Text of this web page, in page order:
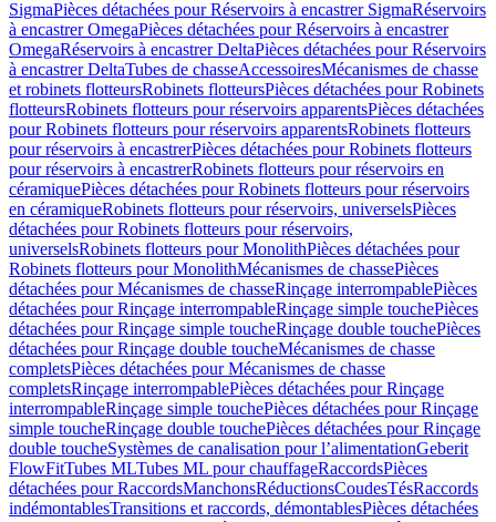
SigmaPièces détachées pour Réservoirs à encastrer SigmaRéservoirs
à encastrer OmegaPièces détachées pour Réservoirs à encastrer
OmegaRéservoirs à encastrer DeltaPièces détachées pour Réservoirs
à encastrer DeltaTubes de chasseAccessoiresMécanismes de chasse
et robinets flotteursRobinets flotteursPièces détachées pour Robinets
flotteursRobinets flotteurs pour réservoirs apparentsPièces détachées
pour Robinets flotteurs pour réservoirs apparentsRobinets flotteurs
pour réservoirs à encastrerPièces détachées pour Robinets flotteurs
pour réservoirs à encastrerRobinets flotteurs pour réservoirs en
céramiquePièces détachées pour Robinets flotteurs pour réservoirs
en céramiqueRobinets flotteurs pour réservoirs, universelsPièces
détachées pour Robinets flotteurs pour réservoirs,
universelsRobinets flotteurs pour MonolithPièces détachées pour
Robinets flotteurs pour MonolithMécanismes de chassePièces
détachées pour Mécanismes de chasseRinçage interrompablePièces
détachées pour Rinçage interrompableRinçage simple touchePièces
détachées pour Rinçage simple toucheRinçage double touchePièces
détachées pour Rinçage double toucheMécanismes de chasse
completsPièces détachées pour Mécanismes de chasse
completsRinçage interrompablePièces détachées pour Rinçage
interrompableRinçage simple touchePièces détachées pour Rinçage
simple toucheRinçage double touchePièces détachées pour Rinçage
double toucheSystèmes de canalisation pour l’alimentationGeberit
FlowFitTubes MLTubes ML pour chauffageRaccordsPièces
détachées pour RaccordsManchonsRéductionsCoudesTésRaccords
indémontablesTransitions et raccords, démontablesPièces détachées